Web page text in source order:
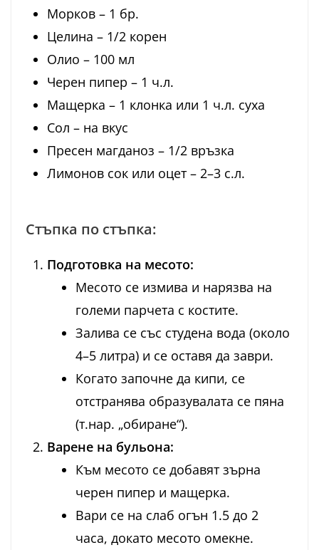
Морков – 1 бр.
Целина – 1/2 корен
Олио – 100 мл
Черен пипер – 1 ч.л.
Мащерка – 1 клонка или 1 ч.л. суха
Сол – на вкус
Пресен магданоз – 1/2 връзка
Лимонов сок или оцет – 2–3 с.л.
Стъпка по стъпка:
Подготовка на месото:
Месото се измива и нарязва на
големи парчета с костите.
Залива се със студена вода (около
4–5 литра) и се оставя да заври.
Когато започне да кипи, се
отстранява образувалата се пяна
(т.нар. „обиране“).
Варене на бульона:
Към месото се добавят зърна
черен пипер и мащерка.
Вари се на слаб огън 1.5 до 2
часа, докато месото омекне.